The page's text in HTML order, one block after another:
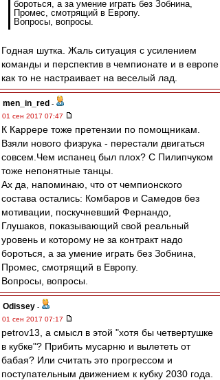
бороться, а за умение играть без Зобнина,
Промес, смотрящий в Европу.
Вопросы, вопросы.
Годная шутка. Жаль ситуация с усилением
команды и перспектив в чемпионате и в европе
как то не настраивает на веселый лад.
men_in_red -
01 сен 2017 07:47
К Каррере тоже претензии по помощникам.
Взяли нового физрука - перестали двигаться
совсем.Чем испанец был плох? С Пилипчуком
тоже непонятные танцы.
Ах да, напоминаю, что от чемпионского
состава остались: Комбаров и Самедов без
мотивации, поскучневший Фернандо,
Глушаков, показывающий свой реальный
уровень и которому не за контракт надо
бороться, а за умение играть без Зобнина,
Промес, смотрящий в Европу.
Вопросы, вопросы.
Odissey -
01 сен 2017 07:17
petrov13, а смысл в этой "хотя бы четвертушке
в кубке"? Прибить мусарню и вылететь от
бабая? Или считать это прогрессом и
поступательным движением к кубку 2030 года.